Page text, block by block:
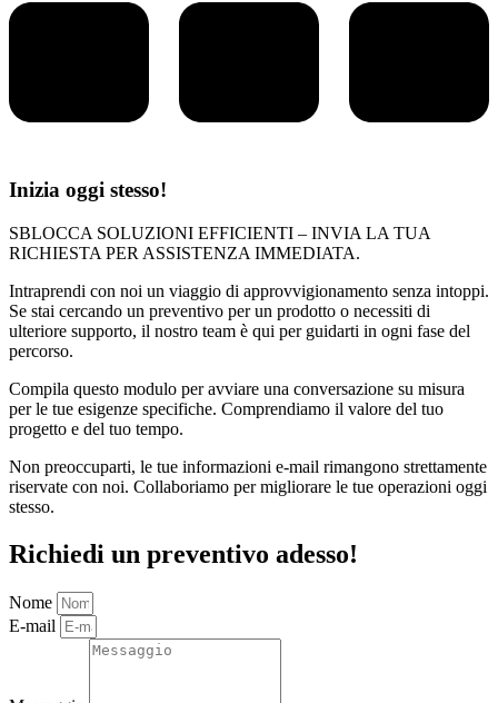
Inizia oggi stesso!
SBLOCCA SOLUZIONI EFFICIENTI – INVIA LA TUA
RICHIESTA PER ASSISTENZA IMMEDIATA.
Intraprendi con noi un viaggio di approvvigionamento senza intoppi.
Se stai cercando un preventivo per un prodotto o necessiti di
ulteriore supporto, il nostro team è qui per guidarti in ogni fase del
percorso.
Compila questo modulo per avviare una conversazione su misura
per le tue esigenze specifiche. Comprendiamo il valore del tuo
progetto e del tuo tempo.
Non preoccuparti, le tue informazioni e-mail rimangono strettamente
riservate con noi. Collaboriamo per migliorare le tue operazioni oggi
stesso.
Richiedi un preventivo adesso!
Nome
E-mail